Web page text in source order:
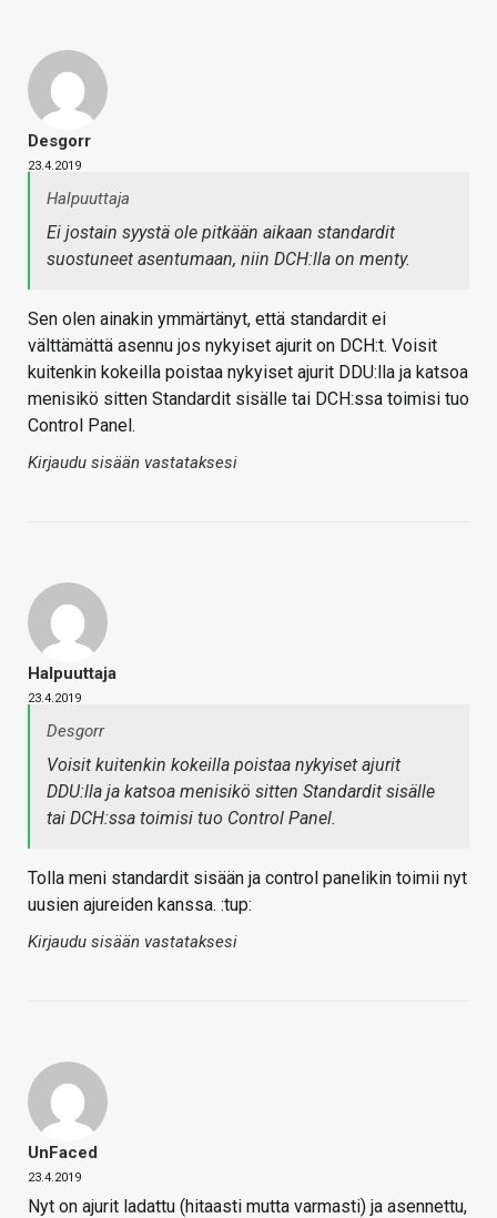
Desgorr
23.4.2019
Halpuuttaja
Ei jostain syystä ole pitkään aikaan standardit
suostuneet asentumaan, niin DCH:lla on menty.
Sen olen ainakin ymmärtänyt, että standardit ei
välttämättä asennu jos nykyiset ajurit on DCH:t. Voisit
kuitenkin kokeilla poistaa nykyiset ajurit DDU:lla ja katsoa
menisikö sitten Standardit sisälle tai DCH:ssa toimisi tuo
Control Panel.
Kirjaudu sisään vastataksesi
Halpuuttaja
23.4.2019
Desgorr
Voisit kuitenkin kokeilla poistaa nykyiset ajurit
DDU:lla ja katsoa menisikö sitten Standardit sisälle
tai DCH:ssa toimisi tuo Control Panel.
Tolla meni standardit sisään ja control panelikin toimii nyt
uusien ajureiden kanssa. :tup:
Kirjaudu sisään vastataksesi
UnFaced
23.4.2019
Nyt on ajurit ladattu (hitaasti mutta varmasti) ja asennettu,